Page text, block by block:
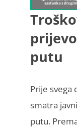
putu
Prije svega
smatra
putu.